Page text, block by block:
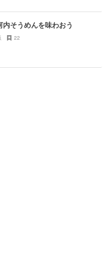
そうめんを味わおう
22